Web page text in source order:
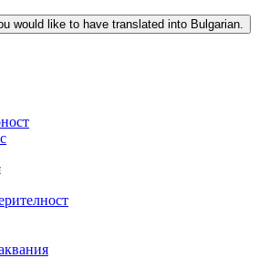
would like to have translated into Bulgarian.